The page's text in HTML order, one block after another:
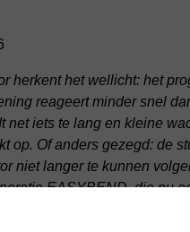
herkent het wellicht: het
reageert minder snel
net iets te lang en kleine
op. Of anders gezegd: de
niet langer te kunnen
EASYBEND, die nu